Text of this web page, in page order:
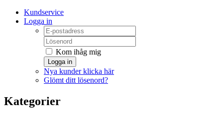
Kundservice
Logga in
Kom ihåg mig
Logga in
Nya kunder klicka här
Glömt ditt lösenord?
Kategorier